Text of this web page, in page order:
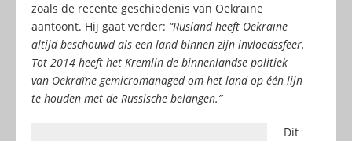
zoals de recente geschiedenis van Oekraïne
aantoont. Hij gaat verder: “Rusland heeft Oekraïne
altijd beschouwd als een land binnen zijn invloedssfeer.
Tot 2014 heeft het Kremlin de binnenlandse politiek
van Oekraïne gemicromanaged om het land op één lijn
te houden met de Russische belangen.”
Dit